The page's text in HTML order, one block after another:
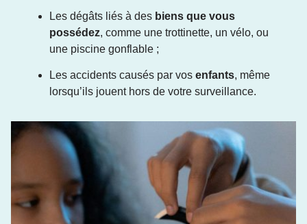
Les dégâts liés à des biens que vous
possédez, comme une trottinette, un vélo, ou
une piscine gonflable ;
Les accidents causés par vos enfants, même
lorsqu’ils jouent hors de votre surveillance.